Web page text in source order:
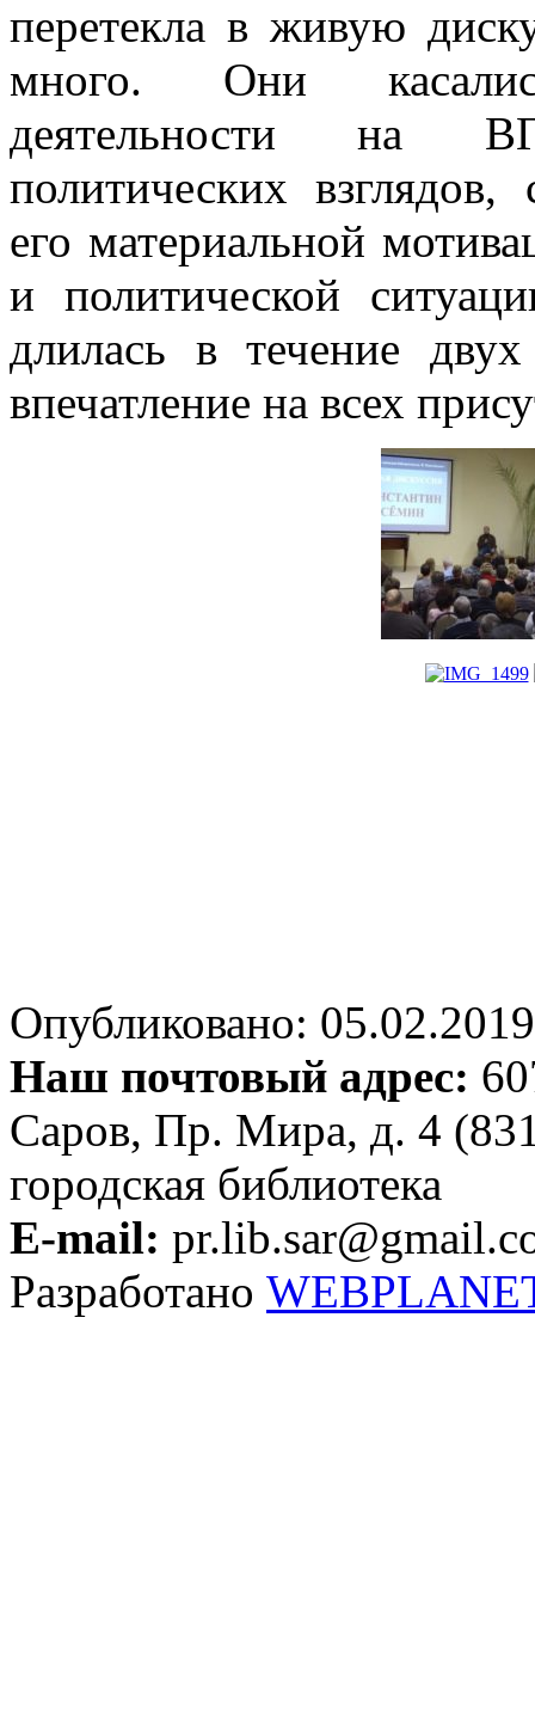
перетекла в живую
много. Они
деятельности на
политических
его материальной
и политической
длилась в течение
впечатление на всех
Опубликовано:
Наш почтовый адрес:
Саров, Пр. Мира, д. 4
городская библиотека
E-mail:
Разработано